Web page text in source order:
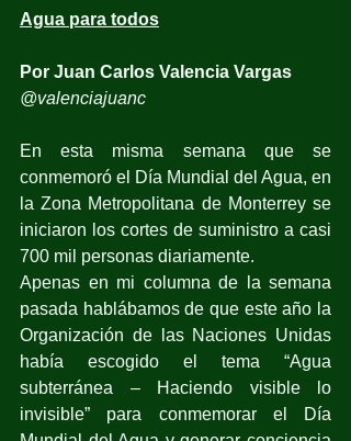
Agua para todos
Por Juan Carlos Valencia Vargas
@valenciajuanc
En esta misma semana que se
conmemoró el Día Mundial del Agua, en
la Zona Metropolitana de Monterrey se
iniciaron los cortes de suministro a casi
700 mil personas diariamente.
Apenas en mi columna de la semana
pasada hablábamos de que este año la
Organización de las Naciones Unidas
había escogido el tema “Agua
subterránea – Haciendo visible lo
invisible” para conmemorar el Día